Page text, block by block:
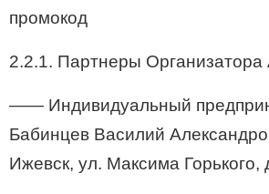
промокод
2.2.1. Партнеры Организатора
—— Индивидуальный
Бабинцев Василий
Ижевск, ул. Максима Горького,